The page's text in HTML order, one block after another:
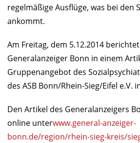
regelmäßige Ausflüge, was bei den
ankommt.
Am Freitag, dem 5.12.2014
Generalanzeiger Bonn in einem
Gruppenangebot des
des ASB Bonn/Rhein-Sieg/Eifel e.V.
Den Artikel des Generalanzeigers
online unterwww.general-anzeiger-
bonn.de/region/rhein-sieg-kreis/